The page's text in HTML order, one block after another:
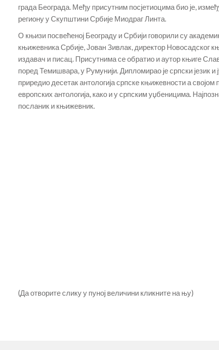
града Београда. Међу присутним посјетиоцима био је,
региону у Скупштини Србије Миодраг Линта.
О књизи посвећеној Београду и Србији говорили су
књижевника Србије, Јован Зивлак, директор Новосадског
издавач и писац. Присутнима се обратио и аутор књиге
поред Темишвара, у Румунији. Дипломирао је српски језик и
приредио десетак антологија српске књижевности а
европских антологија, како и у српским уџбеницима.
посланик и књижевник.
(Да отворите слику у пуној величини кликните на њу)